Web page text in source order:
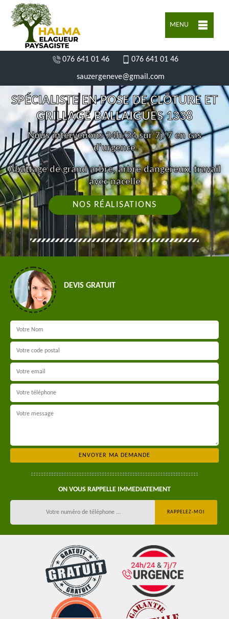
MENU
076 641 01 46 076 641 01 46
sauzergeneve@gmail.com
SPÉCIALISTE EN POSE DE CLÔTURE ET
GRILLAGE BALLAIGUES 1338
Nous intervenons 24h/24 sur 7j/7 en cas
d'urgence
Abattage de grand arbre, arbre dangereux, travail
avec nacelle
NOS RÉALISATIONS
DEVIS GRATUIT
ON VOUS RAPPELLE IMMEDIATEMENT